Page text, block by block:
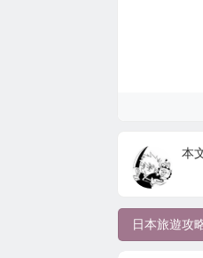
本
日本旅遊攻